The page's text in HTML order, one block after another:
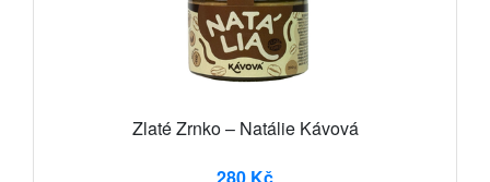
Zlaté Zrnko – Natálie Kávová
280 Kč